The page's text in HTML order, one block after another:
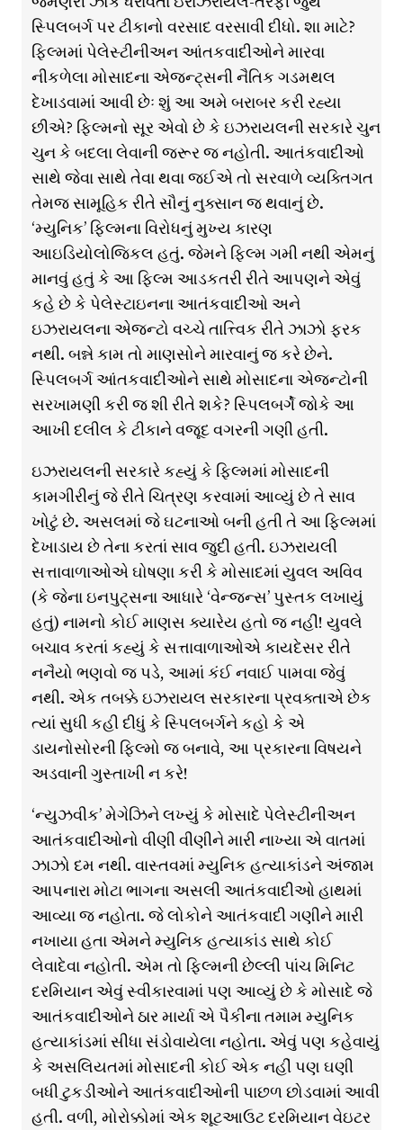
સ્પિલબર્ગ પર ટીકાનો વરસાદ વરસાવી દીધો. શા માટે?
ફિલ્મમાં પેલેસ્ટીનીઅન આંતકવાદીઓને મારવા
નીકળેલા મોસાદના એજન્ટ્સની નૈતિક ગડમથલ
દેખાડવામાં આવી છેઃ શું આ અમે બરાબર કરી રહ્યા
છીએ? ફિલ્મનો સૂર એવો છે કે ઇઝરાયલની સરકારે ચુન
ચુન કે બદલા લેવાની જરૂર જ નહોતી. આતંકવાદીઓ
સાથે જેવા સાથે તેવા થવા જઈએ તો સરવાળે વ્યક્તિગત
તેમજ સામૂહિક રીતે સૌનું નુક્સાન જ થવાનું છે.
‘મ્યુનિક’ ફિલ્મના વિરોધનું મુખ્ય કારણ
આઇડિયોલોજિકલ હતું. જેમને ફિલ્મ ગમી નથી એમનું
માનવું હતું કે આ ફિલ્મ આડકતરી રીતે આપણને એવું
કહે છે કે પેલેસ્ટાઇનના આતંકવાદીઓ અને
ઇઝરાયલના એજન્ટો વચ્ચે તાત્ત્વિક રીતે ઝાઝો ફરક
નથી. બન્ને કામ તો માણસોને મારવાનું જ કરે છેને.
સ્પિલબર્ગ આંતકવાદીઓને સાથે મોસાદના એજન્ટોની
સરખામણી કરી જ શી રીતે શકે? સ્પિલબર્ગે જોકે આ
આખી દલીલ કે ટીકાને વજૂદ વગરની ગણી હતી.
ઇઝરાયલની સરકારે કહ્યું કે ફિલ્મમાં મોસાદની
કામગીરીનું જે રીતે ચિત્રણ કરવામાં આવ્યું છે તે સાવ
ખોટું છે. અસલમાં જે ઘટનાઓ બની હતી તે આ ફિલ્મમાં
દેખાડાય છે તેના કરતાં સાવ જુદી હતી. ઇઝરાયલી
સત્તાવાળાઓએ ઘોષણા કરી કે મોસાદમાં યુવલ અવિવ
(કે જેના ઇનપુટ્સના આધારે ‘વેન્જન્સ’ પુસ્તક લખાયું
હતું) નામનો કોઈ માણસ ક્યારેય હતો જ નહીં! યુવલે
બચાવ કરતાં કહ્યું કે સત્તાવાળાઓએ કાયદેસર રીતે
નનૈયો ભણવો જ પડે, આમાં કંઈ નવાઈ પામવા જેવું
નથી. એક તબક્કે ઇઝરાયલ સરકારના પ્રવક્તાએ છેક
ત્યાં સુધી કહી દીધું કે સ્પિલબર્ગને કહો કે એ
ડાયનોસોરની ફિલ્મો જ બનાવે, આ પ્રકારના વિષયને
અડવાની ગુસ્તાખી ન કરે!
‘ન્યુઝવીક’ મેગેઝિને લખ્યું કે મોસાદે પેલેસ્ટીનીઅન
આતંકવાદીઓનો વીણી વીણીને મારી નાખ્યા એ વાતમાં
ઝાઝો દમ નથી. વાસ્તવમાં મ્યુનિક હત્યાકાંડને અંજામ
આપનારા મોટા ભાગના અસલી આતંકવાદીઓ હાથમાં
આવ્યા જ નહોતા. જે લોકોને આતંકવાદી ગણીને મારી
નખાયા હતા એમને મ્યુનિક હત્યાકાંડ સાથે કોઈ
લેવાદેવા નહોતી. એમ તો ફિલ્મની છેલ્લી પાંચ મિનિટ
દરમિયાન એવું સ્વીકારવામાં પણ આવ્યું છે કે મોસાદે જે
આતંકવાદીઓને ઠાર માર્યા એ પૈકીના તમામ મ્યુનિક
હત્યાકાંડમાં સીધા સંડોવાયેલા નહોતા. એવું પણ કહેવાયું
કે અસલિયતમાં મોસાદની કોઈ એક નહીં પણ ઘણી
બધી ટુકડીઓને આતંકવાદીઓની પાછળ છોડવામાં આવી
હતી. વળી, મોરોક્કોમાં એક શૂટઆઉટ દરમિયાન વેઇટર